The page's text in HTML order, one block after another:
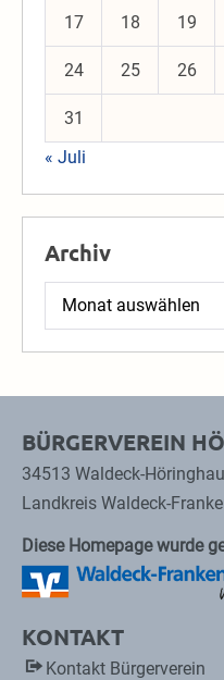
17 18 19
24 25 26
31
« Juli
Archiv
Archiv
BÜRGERVEREIN
34513 Waldeck-
Landkreis Waldeck-
Diese Homepage wurde
KONTAKT
Kontakt Bürgerverein